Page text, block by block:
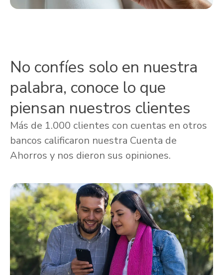
No confíes solo en nuestra
palabra, conoce lo que
piensan nuestros clientes
Más de 1.000 clientes con cuentas en otros
bancos calificaron nuestra Cuenta de
Ahorros y nos dieron sus opiniones.